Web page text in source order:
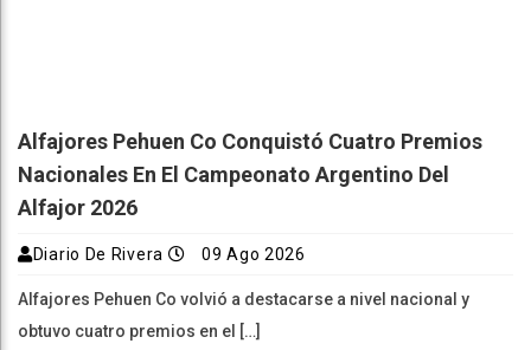
Alfajores Pehuen Co Conquistó Cuatro Premios
Nacionales En El Campeonato Argentino Del
Alfajor 2026
Diario De Rivera 09 Ago 2026
Alfajores Pehuen Co volvió a destacarse a nivel nacional y
obtuvo cuatro premios en el […]